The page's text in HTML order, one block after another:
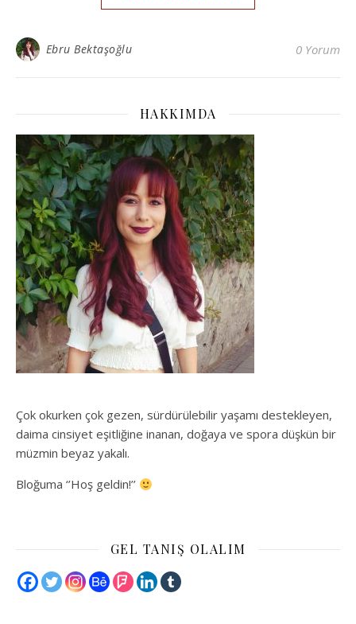
Ebru Bektaşoğlu 0 Yorum
HAKKIMDA
Çok okurken çok gezen, sürdürülebilir yaşamı destekleyen,
daima cinsiyet eşitliğine inanan, doğaya ve spora düşkün bir
müzmin beyaz yakalı.
Bloğuma ‘’Hoş geldin!’’
GEL TANIŞ OLALIM